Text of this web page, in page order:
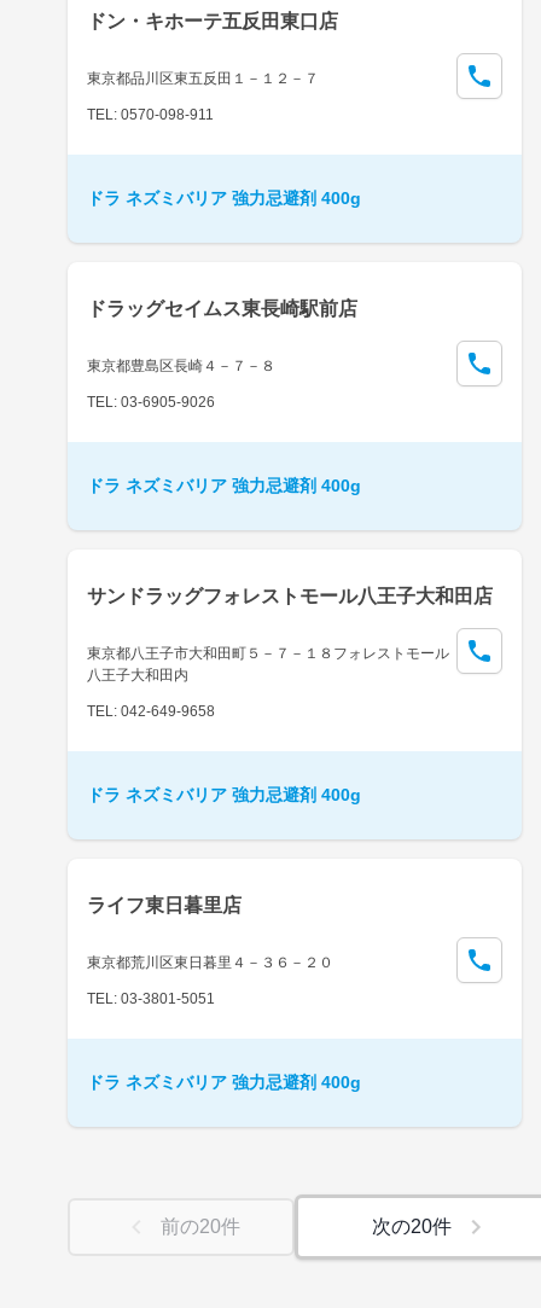
ドン・キホーテ五反田東口店
東京都品川区東五反田１－１２－７
TEL: 0570-098-911
ドラ ネズミバリア 強力忌避剤 400g
ドラッグセイムス東長崎駅前店
東京都豊島区長崎４－７－８
TEL: 03-6905-9026
ドラ ネズミバリア 強力忌避剤 400g
サンドラッグフォレストモール八王子大和田店
東京都八王子市大和田町５－７－１８フォレストモール
八王子大和田内
TEL: 042-649-9658
ドラ ネズミバリア 強力忌避剤 400g
ライフ東日暮里店
東京都荒川区東日暮里４－３６－２０
TEL: 03-3801-5051
ドラ ネズミバリア 強力忌避剤 400g
前の20件 次の20件